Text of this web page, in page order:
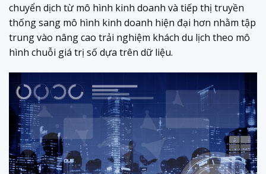
chuyển dịch từ mô hình kinh doanh và tiếp thị truyền
thống sang mô hình kinh doanh hiện đại hơn nhằm tập
trung vào nâng cao trải nghiệm khách du lịch theo mô
hình chuỗi giá trị số dựa trên dữ liệu.